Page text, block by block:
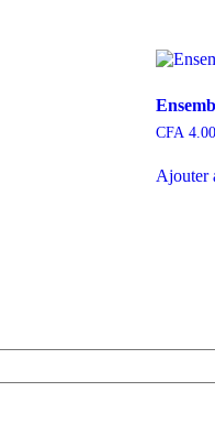
CFA
Ajouter